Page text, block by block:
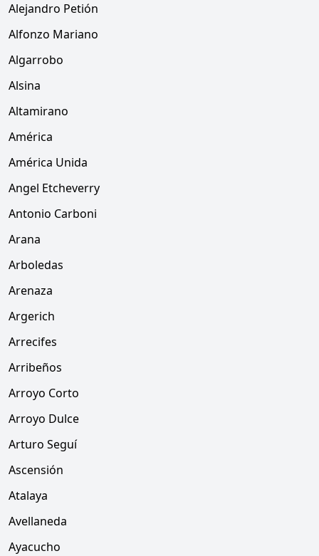
Alejandro Petión
Alfonzo Mariano
Algarrobo
Alsina
Altamirano
América
América Unida
Angel Etcheverry
Antonio Carboni
Arana
Arboledas
Arenaza
Argerich
Arrecifes
Arribeños
Arroyo Corto
Arroyo Dulce
Arturo Seguí
Ascensión
Atalaya
Avellaneda
Ayacucho